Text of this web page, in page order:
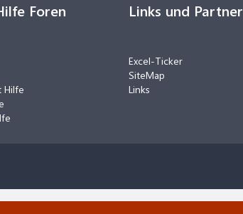
Foren
Hilfe
Links und Partner
Excel-Ticker
SiteMap
Links